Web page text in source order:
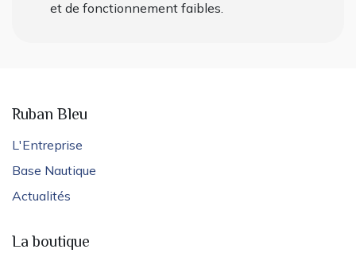
et de fonctionnement faibles.
Ruban Bleu
L'Entreprise
Base Nautique
Actualités
La boutique